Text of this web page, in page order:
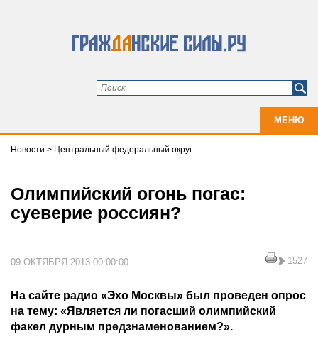
МЕНЮ
Новости > Центральный федеральный округ
Олимпийский огонь погас:
суеверие россиян?
09 ОКТЯБРЯ 2013 00:00:00 1527
На сайте радио «Эхо Москвы» был проведен опрос
на тему: «Является ли погасший олимпийский
факел дурным предзнаменованием?».